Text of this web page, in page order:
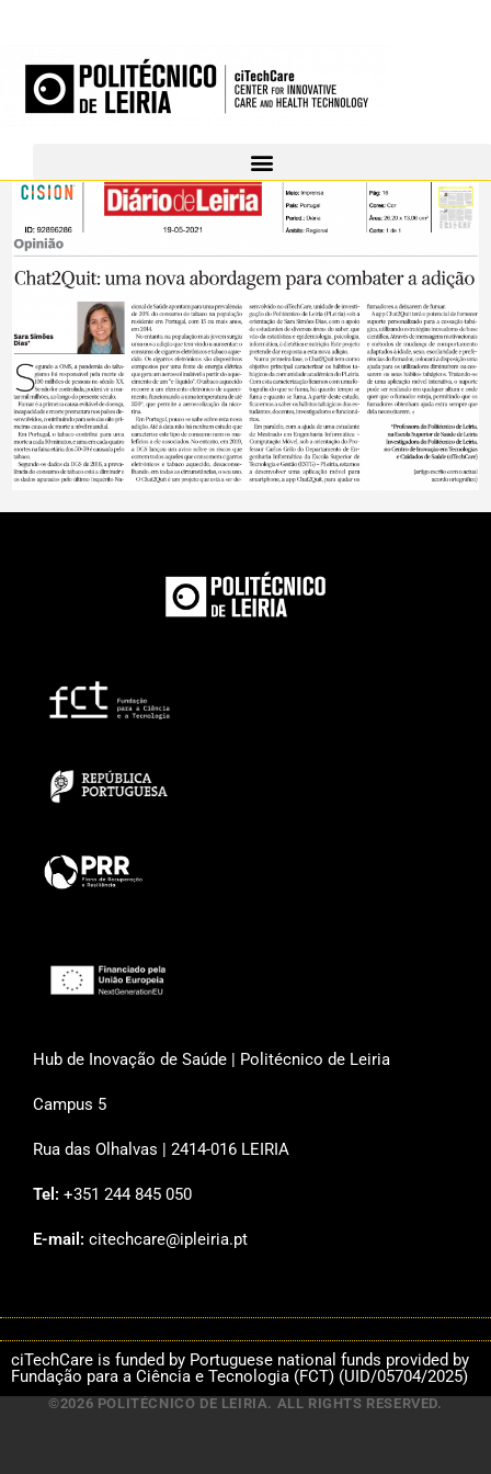
Hub de Inovação de Saúde | Politécnico de Leiria
Campus 5
Rua das Olhalvas | 2414-016 LEIRIA
Tel: +351 244 845 050
E-mail: citechcare@ipleiria.pt
ciTechCare is funded by Portuguese national funds provided by
Fundação para a Ciência e Tecnologia (FCT) (UID/05704/2025)
©2026 POLITÉCNICO DE LEIRIA. ALL RIGHTS RESERVED.